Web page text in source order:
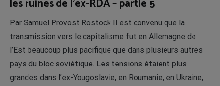
les ruines de l’ex-RDA – partie 5
Par Samuel Provost Rostock Il est convenu que la
transmission vers le capitalisme fut en Allemagne de
l’Est beaucoup plus pacifique que dans plusieurs autres
pays du bloc soviétique. Les tensions étaient plus
grandes dans l’ex-Yougoslavie, en Roumanie, en Ukraine,